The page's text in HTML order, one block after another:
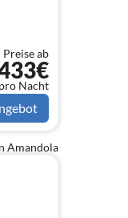
Preise ab
pro Nacht
Amandola